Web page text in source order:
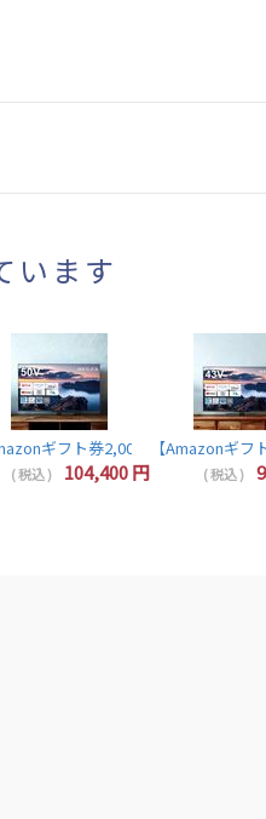
います
【Amazonギフト券2,000円分プレゼント】東芝 レ
型 ハイビジョン YouTube/
レゼント】レグザ テレビ 55インチ
ギフト券2,000円分プレゼント
( 税込 ) 104,400円
【Amazonギ
( 税込 )